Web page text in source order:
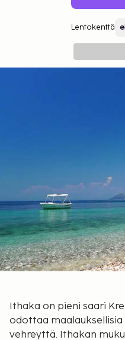
Lentokenttä
Ithaka on pieni saari
odottaa
vehreyttä. Ithakan